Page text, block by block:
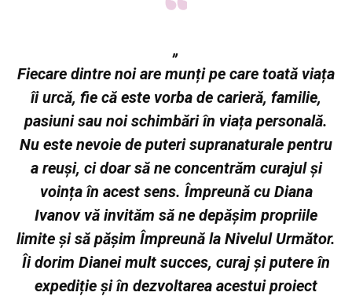
„
Fiecare dintre noi are munți pe care toată viața
îi urcă, fie că este vorba de carieră, familie,
pasiuni sau noi schimbări în viața personală.
Nu este nevoie de puteri supranaturale pentru
a reuși, ci doar să ne concentrăm curajul și
voința în acest sens. Împreună cu Diana
Ivanov vă invităm să ne depășim propriile
limite și să pășim Împreună la Nivelul Următor.
Îi dorim Dianei mult succes, curaj și putere în
expediție și în dezvoltarea acestui proiect